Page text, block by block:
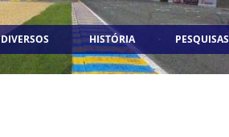
DIVERSOS HISTÓRIA PESQUISAS